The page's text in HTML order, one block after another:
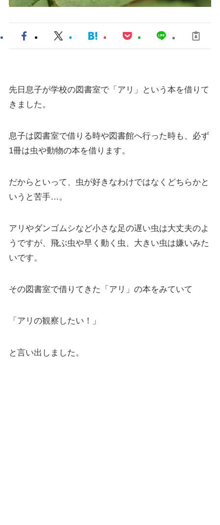
先日息子が学校の図書室で「アリ」という本を借りて
きました。
息子は図書室で借りる時や図書館へ行った時も、必ず
1冊は虫や動物の本を借ります。
だからといって、虫が好きなわけではなくどちらかと
いうと苦手…。
アリやダンゴムシなど小さな足の遅い虫は大丈夫のよ
うですが、飛ぶ虫や早く動く虫、大きい虫は嫌いみた
いです。
その図書室で借りてきた「アリ」の本をみていて
「アリの観察したい！」
と言い出しました。